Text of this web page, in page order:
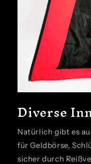
Diverse
Natürlich gibt es
für Geldbörse,
sicher durch